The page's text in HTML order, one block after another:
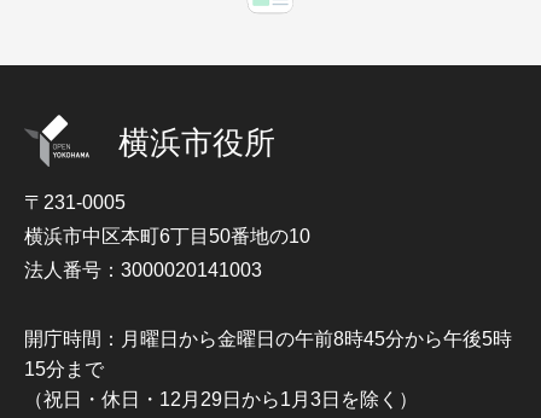
横浜市役所
〒231-0005
横浜市中区本町6丁目50番地の10
法人番号：3000020141003
開庁時間：月曜日から金曜日の午前8時45分から午後5時
15分まで
（祝日・休日・12月29日から1月3日を除く）